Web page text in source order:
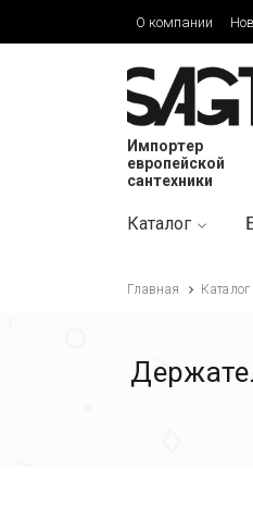
О компании
Импортер
европейской
сантехники
Каталог
Главная